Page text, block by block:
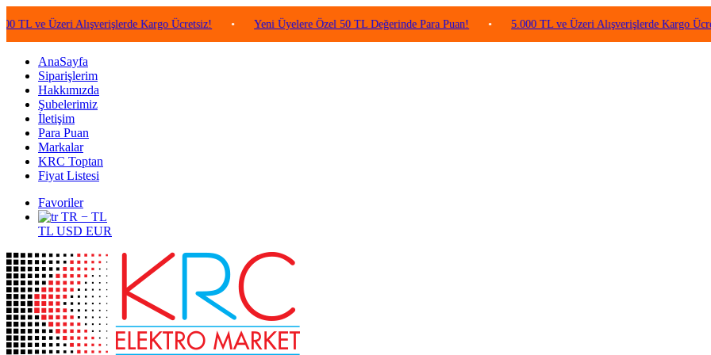
Üzeri Alışverişlerde Kargo Ücretsiz! • Yeni Üyelere Özel 50 TL Değerinde Para Puan! • 5.000 TL ve Üzeri Alışverişlerde Kargo Ücretsiz!
AnaSayfa
Siparişlerim
Hakkımızda
Şubelerimiz
İletişim
Para Puan
Markalar
KRC Toptan
Fiyat Listesi
Favoriler
TR − TL
TL USD EUR